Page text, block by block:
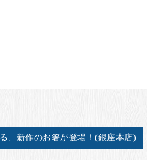
、新作のお箸が登場！(銀座本店)